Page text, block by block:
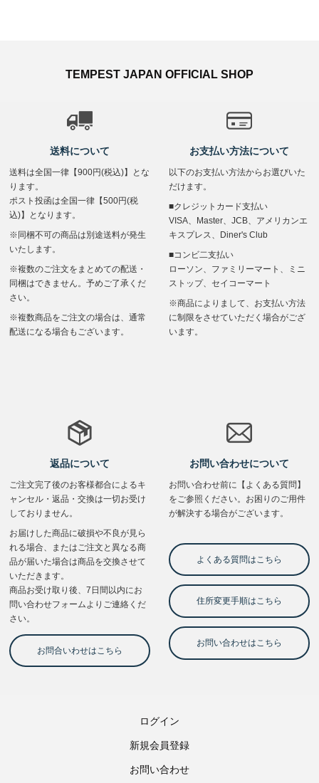
TEMPEST JAPAN OFFICIAL SHOP
ログイン
新規会員登録
お問い合わせ